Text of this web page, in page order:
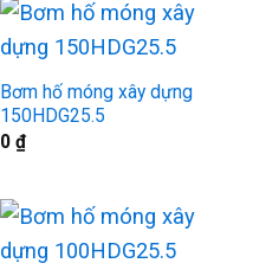
Bơm hố móng xây dựng
150HDG25.5
0 ₫